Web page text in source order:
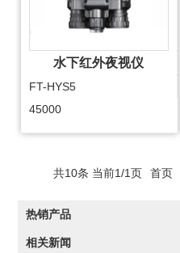
水下红外夜视仪
FT-HYS5
45000
共10条 当前1/1页 首页
热销产品
相关新闻